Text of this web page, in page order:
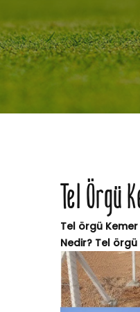
Tel Örgü
Tel örgü
Nedir? Tel